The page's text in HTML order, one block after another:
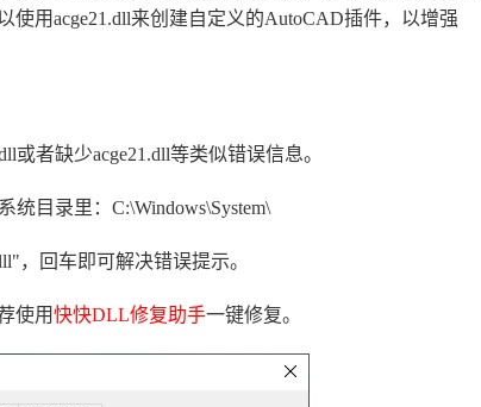
用acge21.dll来创建自定义的AutoCAD插件，以增强
者缺少acge21.dll等类似错误信息。
统目录里：C:\Windows\System\
，回车即可解决错误提示。
使用快快DLL修复助手一键修复。